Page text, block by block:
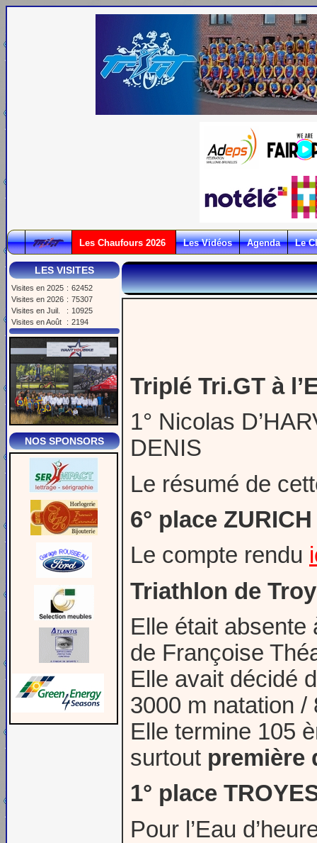
Les Chaufours 2026 Les Vidéos Agenda Le
LES VISITES
Visites en 2025 : 62452
Visites en 2026 : 75307
Visites en Juil.
: 10925
Visites en Août
: 2194
NOS SPONSORS
Triplé Tri.GT à
1° Nicolas
DENIS
Le résumé de
6° place
Le compte rendu
Triathlon de
Elle était absente
de Françoise
Elle avait décidé
3000 m natation
Elle termine 105
surtout première
1° place
Pour l’Eau